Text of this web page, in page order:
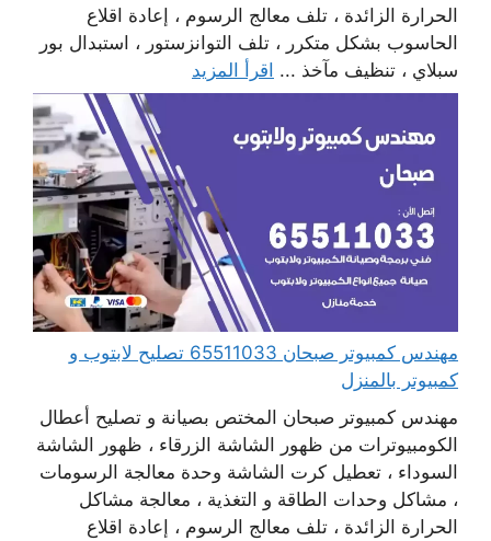
الحرارة الزائدة ، تلف معالج الرسوم ، إعادة اقلاع
الحاسوب بشكل متكرر ، تلف التوانزستور ، استبدال بور
سبلاي ، تنظيف مآخذ ... اقرأ المزيد
مهندس كمبيوتر صبحان 65511033 تصليح لابتوب و
كمبيوتر بالمنزل
مهندس كمبيوتر صبحان المختص بصيانة و تصليح أعطال
الكومبيوترات من ظهور الشاشة الزرقاء ، ظهور الشاشة
السوداء ، تعطيل كرت الشاشة وحدة معالجة الرسومات
، مشاكل وحدات الطاقة و التغذية ، معالجة مشاكل
الحرارة الزائدة ، تلف معالج الرسوم ، إعادة اقلاع